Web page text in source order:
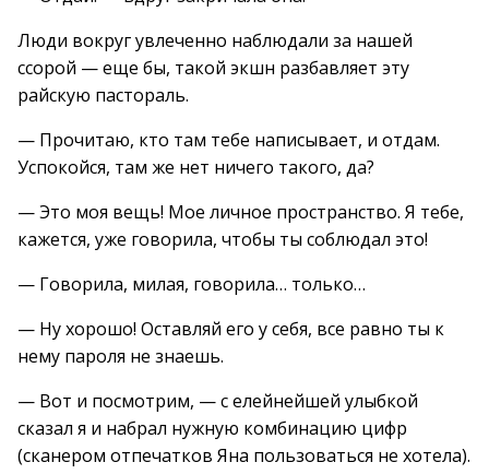
Люди вокруг увлеченно наблюдали за нашей
ссорой — еще бы, такой экшн разбавляет эту
райскую пастораль.
— Прочитаю, кто там тебе написывает, и отдам.
Успокойся, там же нет ничего такого, да?
— Это моя вещь! Мое личное пространство. Я тебе,
кажется, уже говорила, чтобы ты соблюдал это!
— Говорила, милая, говорила… только…
— Ну хорошо! Оставляй его у себя, все равно ты к
нему пароля не знаешь.
— Вот и посмотрим, — с елейнейшей улыбкой
сказал я и набрал нужную комбинацию цифр
(сканером отпечатков Яна пользоваться не хотела).